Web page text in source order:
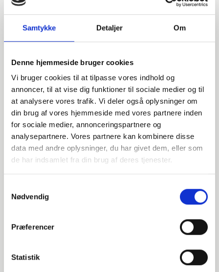
Samtykke Detaljer Om
Denne hjemmeside bruger cookies
Vi bruger cookies til at tilpasse vores indhold og
annoncer, til at vise dig funktioner til sociale medier og til
at analysere vores trafik. Vi deler også oplysninger om
din brug af vores hjemmeside med vores partnere inden
for sociale medier, annonceringspartnere og
analysepartnere. Vores partnere kan kombinere disse
data med andre oplysninger, du har givet dem, eller som
de har indsamlet fra din brug af deres tjenester.
Nødvendig
Præferencer
Statistik
Har du spørgsmål?
service eller andet. Kontakt os for professionel rådgivning
og sparring.